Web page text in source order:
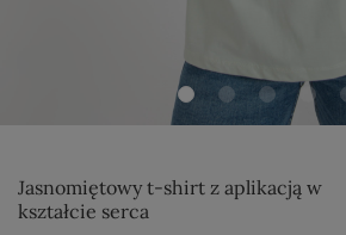
Jasnomiętowy t-shirt z aplikacją w
kształcie serca